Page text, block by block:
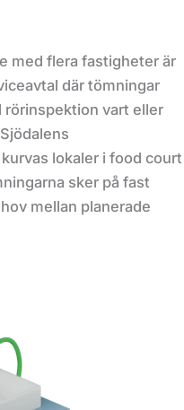
med flera fastigheter är
där tömningar
rörinspektion vart eller
lokaler i food court
sker på fast
mellan planerade